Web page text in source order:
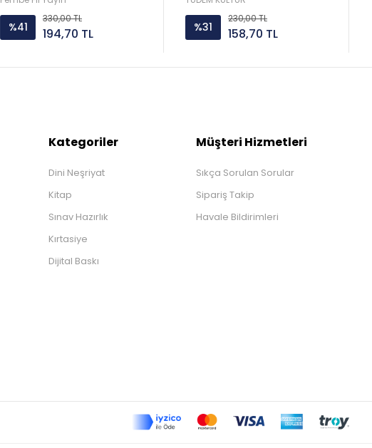
%41
330,00 TL
194,70 TL %31
230,00 TL
158,70 TL
Kategoriler
Dini Neşriyat
Kitap
Sınav Hazırlık
Kırtasiye
Dijital Baskı
Müşteri Hizmetleri
Sıkça Sorulan Sorular
Sipariş Takip
Havale Bildirimleri